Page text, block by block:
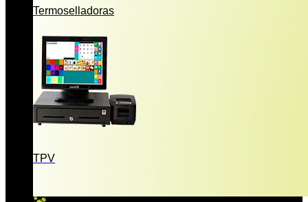
Termoselladoras
TPV